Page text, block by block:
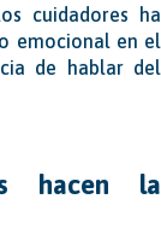
cuidadores ha
emocional en el
de hablar del
hacen la